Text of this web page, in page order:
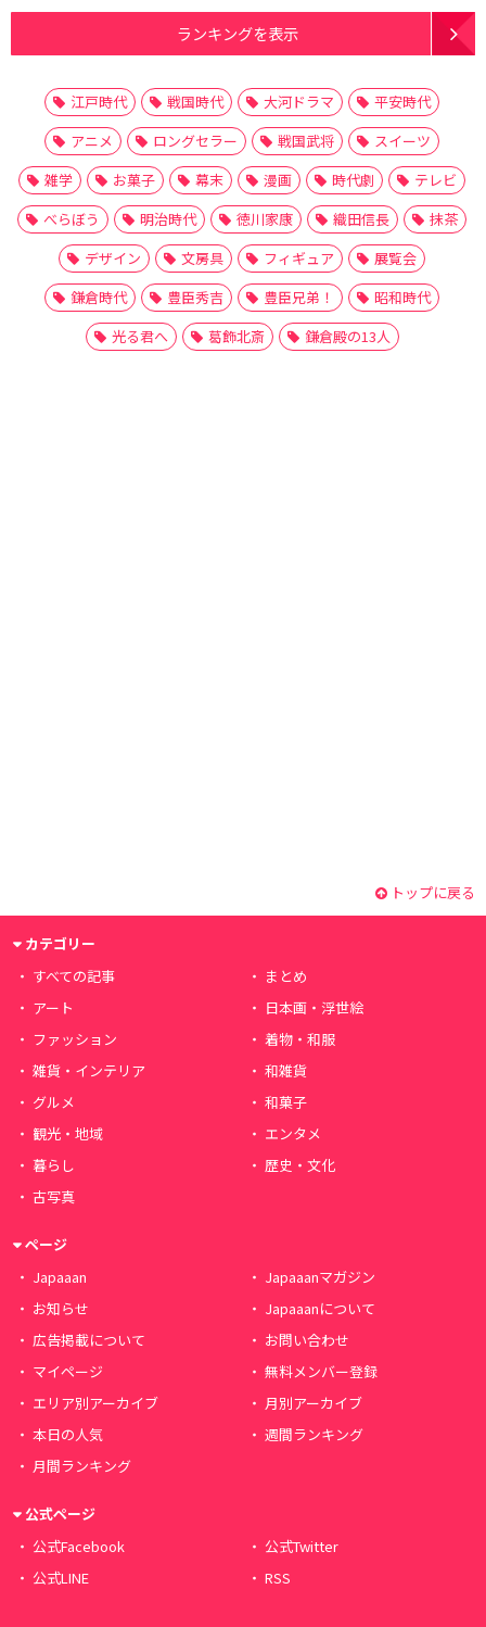
ランキングを表示
江戸時代 戦国時代 大河ドラマ
平安時代
アニメ
ロングセラー 戦国武将
スイーツ
雑学
お菓子 幕末 漫画 時代劇
テレビ
べらぼう
明治時代 徳川家康 織田信長
抹茶
デザイン
文房具 フィギュア
展覧会
鎌倉時代
豊臣秀吉 豊臣兄弟！
昭和時代
光る君へ
葛飾北斎 鎌倉殿の13人
トップに戻る
カテゴリー
すべての記事
まとめ
アート
日本画・浮世絵
ファッション
着物・和服
雑貨・インテリア
和雑貨
グルメ
和菓子
観光・地域
エンタメ
暮らし
歴史・文化
古写真
ページ
Japaaan
Japaaanマガジン
お知らせ
Japaaanについて
広告掲載について
お問い合わせ
マイページ
無料メンバー登録
エリア別アーカイブ
月別アーカイブ
本日の人気
週間ランキング
月間ランキング
公式ページ
公式Facebook
公式Twitter
公式LINE
RSS